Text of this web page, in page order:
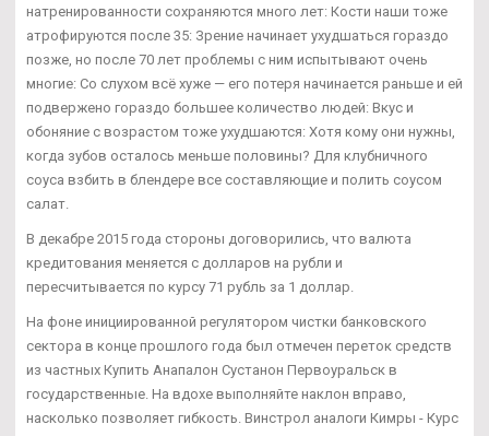
натренированности сохраняются много лет: Кости наши тоже
атрофируются после 35: Зрение начинает ухудшаться гораздо
позже, но после 70 лет проблемы с ним испытывают очень
многие: Со слухом всё хуже — его потеря начинается раньше и ей
подвержено гораздо большее количество людей: Вкус и
обоняние с возрастом тоже ухудшаются: Хотя кому они нужны,
когда зубов осталось меньше половины? Для клубничного
соуса взбить в блендере все составляющие и полить соусом
салат.
В декабре 2015 года стороны договорились, что валюта
кредитования меняется с долларов на рубли и
пересчитывается по курсу 71 рубль за 1 доллар.
На фоне инициированной регулятором чистки банковского
сектора в конце прошлого года был отмечен переток средств
из частных Купить Анапалон Сустанон Первоуральск в
государственные. На вдохе выполняйте наклон вправо,
насколько позволяет гибкость. Винстрол аналоги Кимры - Курс